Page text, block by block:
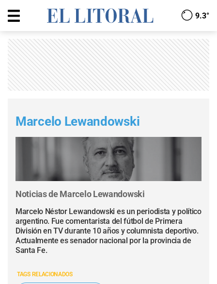
9.3°
Marcelo Lewandowski
Noticias de Marcelo Lewandowski
Marcelo Néstor Lewandowski es un periodista​ y político
argentino. Fue comentarista del fútbol de Primera
División en TV durante 10 años y columnista deportivo.
Actualmente es senador nacional por la provincia de
Santa Fe.
TAGS RELACIONADOS